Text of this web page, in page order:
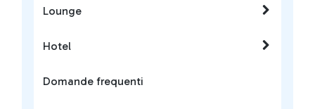
Lounge
Hotel
Domande frequenti